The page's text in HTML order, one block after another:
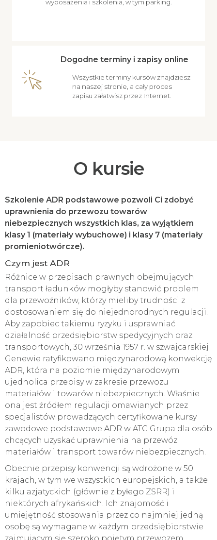
wyposażenia i szkolenia, w tym parking.
Dogodne terminy i zapisy online
Wszystkie terminy kursów znajdziesz
na naszej stronie, a cały proces
zapisu załatwisz przez Internet.
O kursie
Szkolenie ADR podstawowe pozwoli Ci zdobyć
uprawnienia do przewozu towarów
niebezpiecznych wszystkich klas, za wyjątkiem
klasy 1 (materiały wybuchowe) i klasy 7 (materiały
promieniotwórcze).
Czym jest ADR
Różnice w przepisach prawnych obejmujących
transport ładunków mogłyby stanowić problem
dla przewoźników, którzy mieliby trudności z
dostosowaniem się do niejednorodnych regulacji.
Aby zapobiec takiemu ryzyku i usprawniać
działalność przedsiębiorstw spedycyjnych oraz
transportowych, 30 września 1957 r. w szwajcarskiej
Genewie ratyfikowano międzynarodową konwekcję
ADR, która na poziomie międzynarodowym
ujednolica przepisy w zakresie przewozu
materiałów i towarów niebezpiecznych. Właśnie
ona jest źródłem regulacji omawianych przez
specjalistów prowadzących certyfikowane kursy
zawodowe podstawowe ADR w ATC Grupa dla osób
chcących uzyskać uprawnienia na przewóz
materiałów i transport towarów niebezpiecznych.
Obecnie przepisy konwencji są wdrożone w 50
krajach, w tym we wszystkich europejskich, a także
kilku azjatyckich (głównie z byłego ZSRR) i
niektórych afrykańskich. Ich znajomość i
umiejętność stosowania przez co najmniej jedną
osobę są wymagane w każdym przedsiębiorstwie
zajmującym się szeroko pojętym przewozem